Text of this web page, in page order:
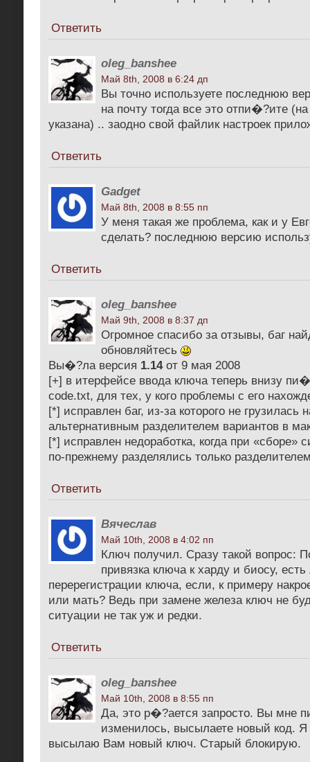
Ответить
oleg_banshee
Май 8th, 2008 в 6:24 дп
Вы точно используете последнюю
на почту тогда все это отпи�?ите
указана) .. заодно свой файлик настроек
Ответить
Gadget
Май 8th, 2008 в 8:55 пп
У меня такая же проблема, как и у
сделать? последнюю версию
Ответить
oleg_banshee
Май 9th, 2008 в 8:37 дп
Огромное спасибо за отзывы, баг
обновляйтесь
Вы�?ла версия 1.14от 9 мая 2008
[+] в итерфейсе ввода ключа теперь внизу
code.txt, для тех, у кого проблемы с его
[*] исправлен баг, из-за которого не грузилась
альтернативным разделителем вариантов в
[*] исправлен недоработка, когда при «сборе»
по-прежнему разделялись только
Ответить
Вячеслав
Май 10th, 2008 в 4:02 пп
Ключ получил. Сразу такой вопрос:
привязка ключа к харду и биосу,
перерегистрации ключа, если, к примеру
или мать? Ведь при замене железа ключ не
ситуации не так уж и редки.
Ответить
oleg_banshee
Май 10th, 2008 в 8:55 пп
Да, это р�?ается запросто. Вы мне
изменилось, высылаете новый код.
высылаю Вам новый ключ. Старый блокирую.